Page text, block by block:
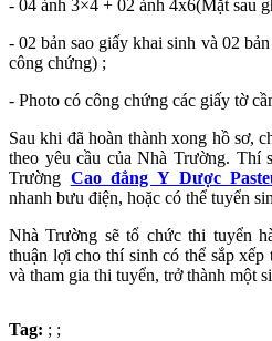
- 04 ảnh 3×4 + 02 ảnh 4x6(Mặt sau
- 02 bản sao giấy khai sinh và 02
công chứng) ;
- Photo có công chứng các giấy tờ
Sau khi đã hoàn thành xong hồ sơ,
theo yêu cầu của Nhà Trường. Thí
Trường Cao đẳng Y Dược
nhanh bưu điện, hoặc có thể tuyển
Nhà Trường sẽ tổ chức thi tuyển
thuận lợi cho thí sinh có thể sắp
và tham gia thi tuyển, trở thành một
Tag: ; ;